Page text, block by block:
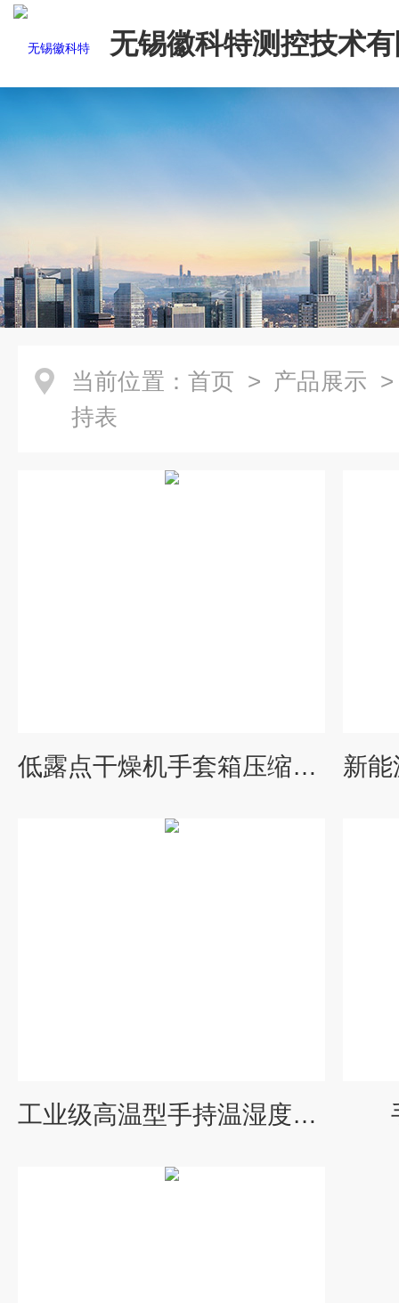
无锡徽科特测控技术
当前位置： 首页 > 产品展示
持表
低露点干燥机手套箱压缩空气露点仪
工业级高温型手持温湿度露点仪